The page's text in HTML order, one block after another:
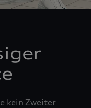
kein Zweiter